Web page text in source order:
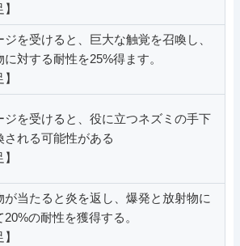
ジを受けると、巨大な触覚を召喚し、
に対する耐性を25%得ます。
ジを受けると、役に立つネズミの手下
される可能性がある
が当たると炎を返し、爆発と放射物に
20%の耐性を獲得する。